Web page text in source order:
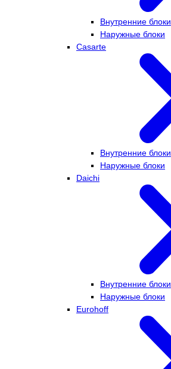
Внутренние блоки
Наружные блоки
Casarte
Внутренние блоки
Наружные блоки
Daichi
Внутренние блоки
Наружные блоки
Eurohoff